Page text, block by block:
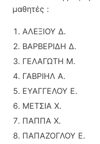
μαθητές :
ΑΛΕΞΙΟΥ Δ.
ΒΑΡΒΕΡΙΔΗ Δ.
ΓΕΛΑΓΩΤΗ Μ.
ΓΑΒΡΙΗΛ Α.
ΕΥΑΓΓΕΛΟΥ Ε.
ΜΕΤΣΙΑ Χ.
ΠΑΠΠΑ Χ.
ΠΑΠΑΖΟΓΛΟΥ Ε.